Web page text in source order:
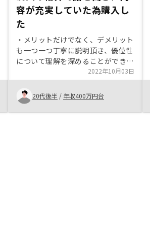
容が充実していた為購入し
た
・メリットだけでなく、デメリット
も一つ一つ丁寧に説明頂き、優位性
について理解を深めることができた
ため。 ・購入まででなく、売却ま
でのサポート体制が整備されてお
り、長期運用にあたって安心材料で
あったため。
2022年10月03日
20代後半 / 年収400万円台